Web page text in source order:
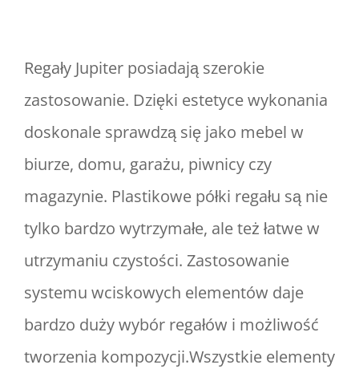
Regały Jupiter posiadają szerokie
zastosowanie. Dzięki estetyce wykonania
doskonale sprawdzą się jako mebel w
biurze, domu, garażu, piwnicy czy
magazynie. Plastikowe półki regału są nie
tylko bardzo wytrzymałe, ale też łatwe w
utrzymaniu czystości. Zastosowanie
systemu wciskowych elementów daje
bardzo duży wybór regałów i możliwość
tworzenia kompozycji.Wszystkie elementy